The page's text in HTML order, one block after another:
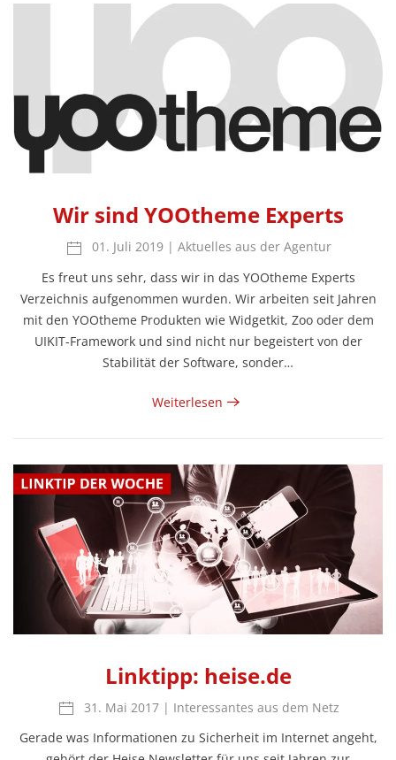
Wir sind YOOtheme Experts
01. Juli 2019| Aktuelles aus der Agentur
Es freut uns sehr, dass wir in das YOOtheme Experts
Verzeichnis aufgenommen wurden. Wir arbeiten seit Jahren
mit den YOOtheme Produkten wie Widgetkit, Zoo oder dem
UIKIT-Framework und sind nicht nur begeistert von der
Stabilität der Software, sonder…
Weiterlesen
Linktipp: heise.de
31. Mai 2017| Interessantes aus dem Netz
Gerade was Informationen zu Sicherheit im Internet angeht,